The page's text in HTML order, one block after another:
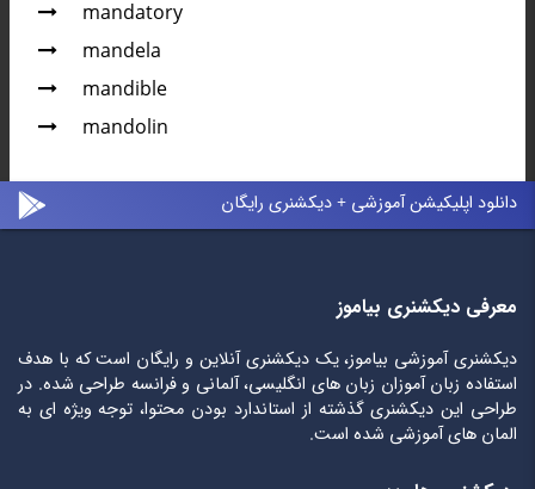
mandatory
mandela
mandible
mandolin
دانلود اپلیکیشن آموزشی + دیکشنری رایگان
معرفی دیکشنری بیاموز
دیکشنری آموزشی بیاموز، یک دیکشنری آنلاین و رایگان است که با هدف
استفاده زبان آموزان زبان های انگلیسی، آلمانی و فرانسه طراحی شده. در
طراحی این دیکشنری گذشته از استاندارد بودن محتوا، توجه ویژه ای به
المان های آموزشی شده است.